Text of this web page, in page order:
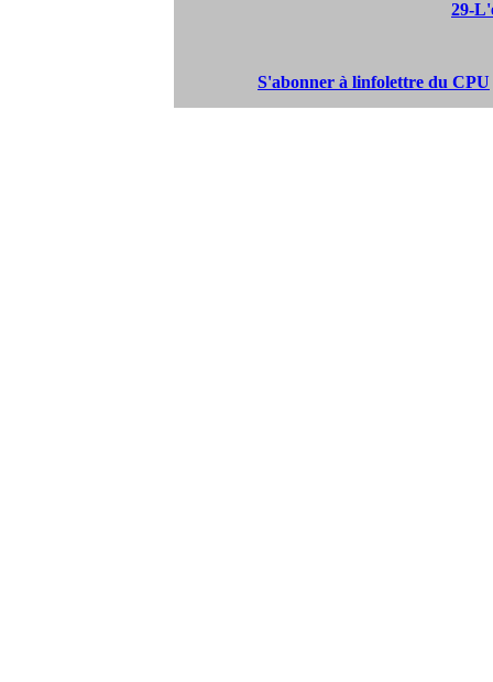
29-
S'abonner à linfolettre du CPU